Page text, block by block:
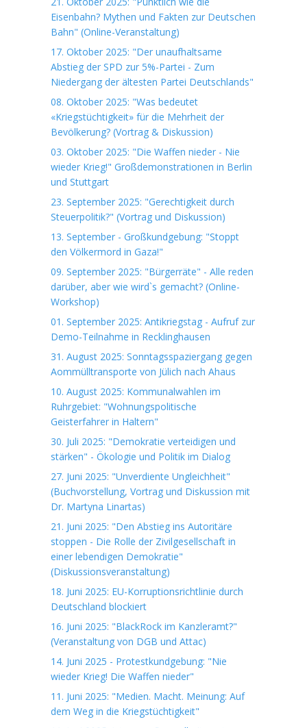
Eisenbahn? Mythen und Fakten zur Deutschen
Bahn" (Online-Veranstaltung)
17. Oktober 2025: "Der unaufhaltsame
Abstieg der SPD zur 5%-Partei - Zum
Niedergang der ältesten Partei Deutschlands"
08. Oktober 2025: "Was bedeutet
«Kriegstüchtigkeit» für die Mehrheit der
Bevölkerung? (Vortrag & Diskussion)
03. Oktober 2025: "Die Waffen nieder - Nie
wieder Krieg!" Großdemonstrationen in Berlin
und Stuttgart
23. September 2025: "Gerechtigkeit durch
Steuerpolitik?" (Vortrag und Diskussion)
13. September - Großkundgebung: "Stoppt
den Völkermord in Gaza!"
09. September 2025: "Bürgerräte" - Alle reden
darüber, aber wie wird`s gemacht? (Online-
Workshop)
01. September 2025: Antikriegstag - Aufruf zur
Demo-Teilnahme in Recklinghausen
31. August 2025: Sonntagsspaziergang gegen
Aommülltransporte von Jülich nach Ahaus
10. August 2025: Kommunalwahlen im
Ruhrgebiet: "Wohnungspolitische
Geisterfahrer in Haltern"
30. Juli 2025: "Demokratie verteidigen und
stärken" - Ökologie und Politik im Dialog
27. Juni 2025: "Unverdiente Ungleichheit"
(Buchvorstellung, Vortrag und Diskussion mit
Dr. Martyna Linartas)
21. Juni 2025: "Den Abstieg ins Autoritäre
stoppen - Die Rolle der Zivilgesellschaft in
einer lebendigen Demokratie"
(Diskussionsveranstaltung)
18. Juni 2025: EU-Korruptionsrichtlinie durch
Deutschland blockiert
16. Juni 2025: "BlackRock im Kanzleramt?"
(Veranstaltung von DGB und Attac)
14. Juni 2025 - Protestkundgebung: "Nie
wieder Krieg! Die Waffen nieder"
11. Juni 2025: "Medien. Macht. Meinung: Auf
dem Weg in die Kriegstüchtigkeit"